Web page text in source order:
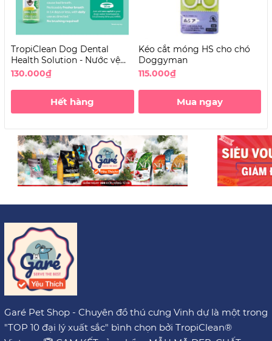
TropiClean Dog Dental
Health Solution - Nước vệ
sinh răng miệng cho Chó
không vị
130.000₫
Hết hàng
Kéo cắt móng HS cho chó
Doggyman
115.000₫
Mua ngay
Garé Pet Shop - Chuyên đồ thú cưng Vinh dự là một trong
"TOP 10 đại lý xuất sắc" bình chọn bởi TropiClean®